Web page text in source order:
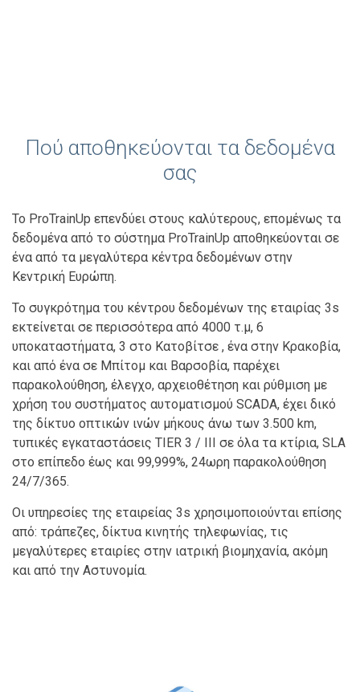
Πού αποθηκεύονται τα δεδομένα
σας
Το ProTrainUp επενδύει στους καλύτερους, επομένως τα
δεδομένα από το σύστημα ProTrainUp αποθηκεύονται σε
ένα από τα μεγαλύτερα κέντρα δεδομένων στην
Κεντρική Ευρώπη.
Το συγκρότημα του κέντρου δεδομένων της εταιρίας 3s
εκτείνεται σε περισσότερα από 4000 τ.μ, 6
υποκαταστήματα, 3 στο Κατοβίτσε , ένα στην Κρακοβία,
και από ένα σε Μπίτομ και Βαρσοβία, παρέχει
παρακολούθηση, έλεγχο, αρχειοθέτηση και ρύθμιση με
χρήση του συστήματος αυτοματισμού SCADA, έχει δικό
της δίκτυο οπτικών ινών μήκους άνω των 3.500 km,
τυπικές εγκαταστάσεις TIER 3 / III σε όλα τα κτίρια, SLA
στο επίπεδο έως και 99,999%, 24ωρη παρακολούθηση
24/7/365.
Οι υπηρεσίες της εταιρείας 3s χρησιμοποιούνται επίσης
από: τράπεζες, δίκτυα κινητής τηλεφωνίας, τις
μεγαλύτερες εταιρίες στην ιατρική βιομηχανία, ακόμη
και από την Αστυνομία.